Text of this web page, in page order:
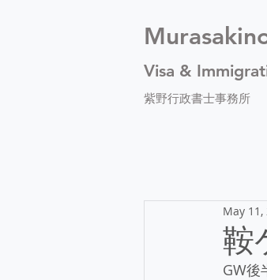
Visa &
紫野行政書士事務所
鞍
May 11,
GW後